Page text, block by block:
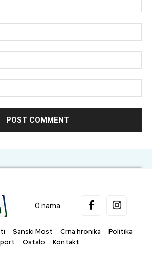
O nama
Sanski Most Crna hronika
Politika
Ostalo Kontakt